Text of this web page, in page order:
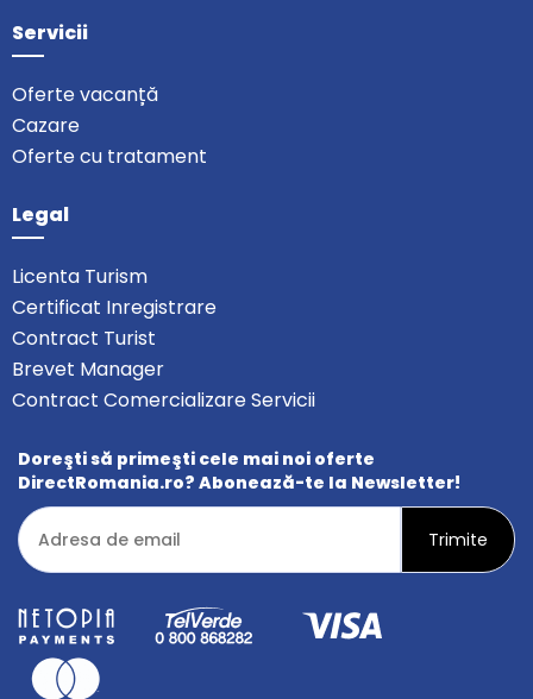
Servicii
Oferte vacanță
Cazare
Oferte cu tratament
Legal
Licenta Turism
Certificat Inregistrare
Contract Turist
Brevet Manager
Contract Comercializare Servicii
Doreşti să primeşti cele mai noi oferte
DirectRomania.ro? Abonează-te la Newsletter!